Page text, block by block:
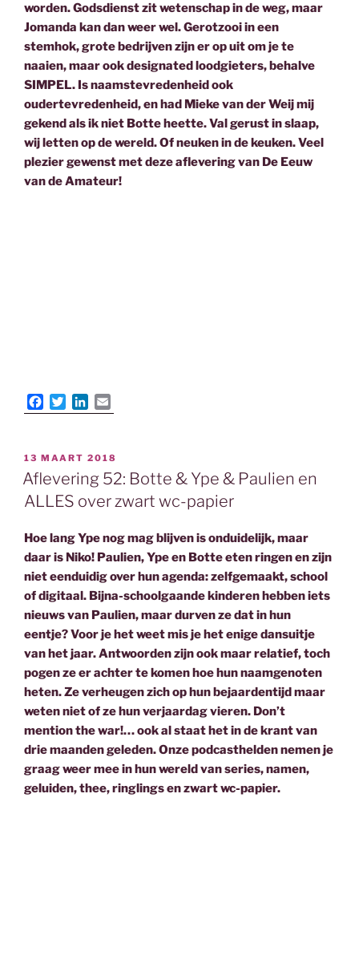
worden. Godsdienst zit wetenschap in de weg, maar
Jomanda kan dan weer wel. Gerotzooi in een
stemhok, grote bedrijven zijn er op uit om je te
naaien, maar ook designated loodgieters, behalve
SIMPEL. Is naamstevredenheid ook
oudertevredenheid, en had Mieke van der Weij mij
gekend als ik niet Botte heette. Val gerust in slaap,
wij letten op de wereld. Of neuken in de keuken. Veel
plezier gewenst met deze aflevering van De Eeuw
van de Amateur!
a
b
o
o
w
t
e
r
i
e
d
I
m
l
GEPLAATST
OP
13 MAART 2018
Aflevering 52: Botte & Ype & Paulien en
ALLES over zwart wc-papier
Hoe lang Ype nog mag blijven is onduidelijk, maar
daar is Niko! Paulien, Ype en Botte eten ringen en zijn
niet eenduidig over hun agenda: zelfgemaakt, school
of digitaal. Bijna-schoolgaande kinderen hebben iets
nieuws van Paulien, maar durven ze dat in hun
eentje? Voor je het weet mis je het enige dansuitje
van het jaar. Antwoorden zijn ook maar relatief, toch
pogen ze er achter te komen hoe hun naamgenoten
heten. Ze verheugen zich op hun bejaardentijd maar
weten niet of ze hun verjaardag vieren. Don’t
mention the war!… ook al staat het in de krant van
drie maanden geleden. Onze podcasthelden nemen je
graag weer mee in hun wereld van series, namen,
geluiden, thee, ringlings en zwart wc-papier.